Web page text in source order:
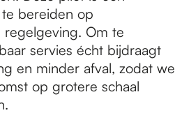
bereiden op
Om te
servies écht bijdraagt
en minder afval, zodat we
op grotere schaal